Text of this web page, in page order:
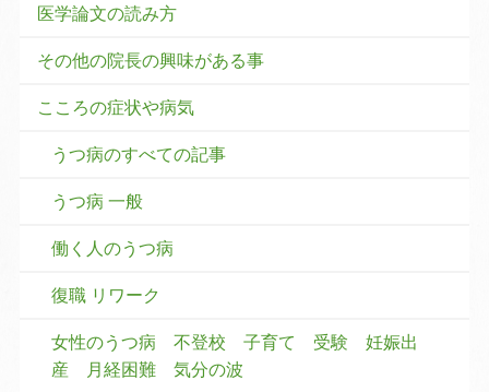
医学論文の読み方
その他の院長の興味がある事
こころの症状や病気
うつ病のすべての記事
うつ病 一般
働く人のうつ病
復職 リワーク
女性のうつ病 不登校 子育て 受験 妊娠出
産 月経困難 気分の波